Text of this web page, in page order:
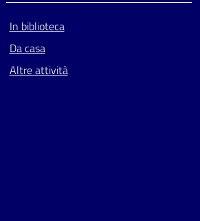
In biblioteca
Da casa
Altre attività